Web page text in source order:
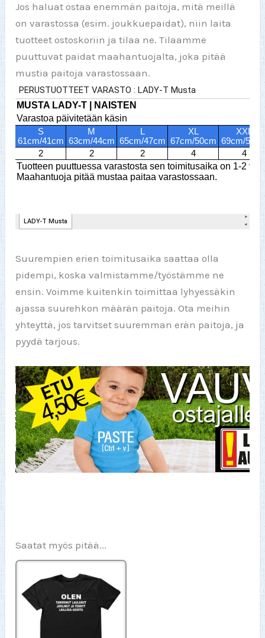
Jos haluat ostaa enemmän paitoja, mitä meillä
on varastossa (esim. joukkuepaidat), niin laita
tuotteet ostoskoriin ja tilaa ne. Tilaamme
puuttuvat paidat maahantuojalta, joka pitää
mustia paitoja varastossaan.
Suurempien erien toimitusaika saattaa olla
pidempi, koska valmistamme/työstämme ne
ensin. Voimme kuitenkin toimittaa lyhyessäkin
ajassa suurehkon määrän paitoja. Ota meihin
yhteyttä, jos tarvitset suuremman erän paitoja, ja
pyydä tarjous.
Saatat myös pitää...